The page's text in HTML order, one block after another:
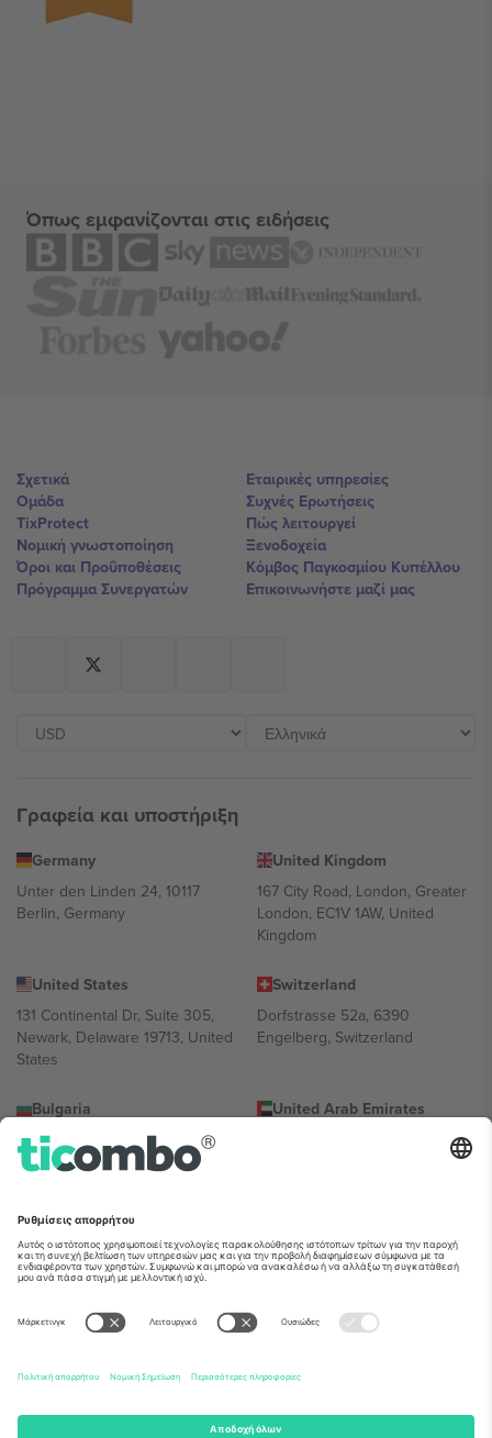
Όπως εμφανίζονται στις ειδήσεις
Σχετικά
Ομάδα
TixProtect
Νομική γνωστοποίηση
Όροι και Προΰποθέσεις
Πρόγραμμα Συνεργατών
Εταιρικές υπηρεσίες
Συχνές Ερωτήσεις
Πώς λειτουργεί
Ξενοδοχεία
Κόμβος Παγκοσμίου Κυπέλλου
Επικοινωνήστε μαζί μας
Γραφεία και υποστήριξη
Germany
Unter den Linden 24, 10117
Berlin, Germany
United Kingdom
167 City Road, London, Greater
London, EC1V 1AW, United
Kingdom
United States
131 Continental Dr, Suite 305,
Newark, Delaware 19713, United
States
Switzerland
Dorfstrasse 52a, 6390
Engelberg, Switzerland
Bulgaria
Regus Sofia City West, bul
Totleben 53-55, 1606 Sofia,
United Arab Emirates
UAE Dubai Silicon Oasis, DDP
Building A1, Office 302, Dubai,
Mexico
Av Chapultepec 360, Roma
Norte, Cuauhtémoc, 06700
Ciudad de México, CDMX,
Mexico
Η νομική οντότητα του παρόχου πλατφόρμας ενδέχεται να
τομέα. Για λεπτομέρειες ανατρέξτε στη σελίδα της συγκεκριμένης